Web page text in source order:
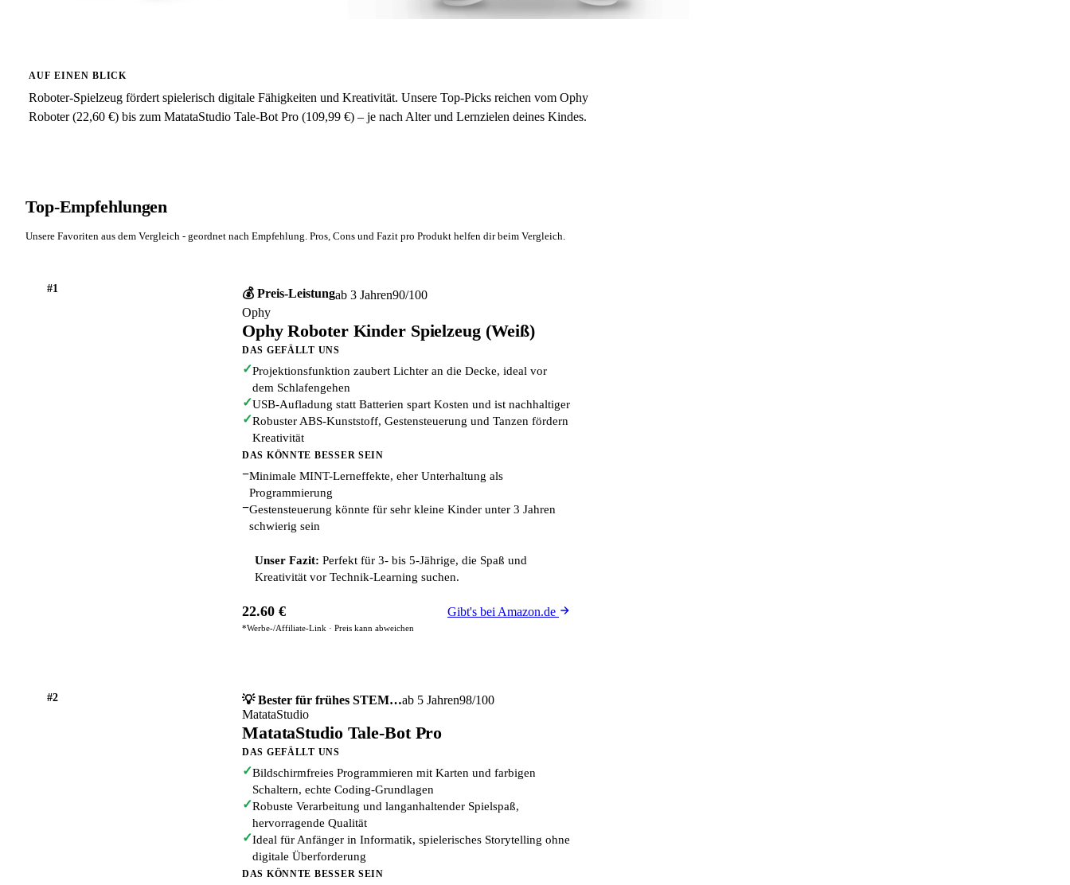
AUF EINEN BLICK
Roboter-Spielzeug fördert spielerisch digitale Fähigkeiten und Kreativität. Unsere Top-Picks reichen vom Ophy
Roboter (22,60 €) bis zum MatataStudio Tale-Bot Pro (109,99 €) – je nach Alter und Lernzielen deines Kindes.
Top-Empfehlungen
Unsere Favoriten aus dem Vergleich - geordnet nach Empfehlung. Pros, Cons und Fazit pro Produkt helfen dir beim Vergleich.
#1 💰 Preis-Leistungab 3 Jahren90/100
Ophy
Ophy Roboter Kinder Spielzeug (Weiß)
DAS GEFÄLLT UNS
✓Projektionsfunktion zaubert Lichter an die Decke, ideal vor
dem Schlafengehen
✓USB-Aufladung statt Batterien spart Kosten und ist nachhaltiger
✓Robuster ABS-Kunststoff, Gestensteuerung und Tanzen fördern
Kreativität
DAS KÖNNTE BESSER SEIN
−Minimale MINT-Lerneffekte, eher Unterhaltung als
Programmierung
−Gestensteuerung könnte für sehr kleine Kinder unter 3 Jahren
schwierig sein
Unser Fazit: Perfekt für 3- bis 5-Jährige, die Spaß und
Kreativität vor Technik-Learning suchen.
22.60 € Gibt's bei Amazon.de
*Werbe-/Affiliate-Link · Preis kann abweichen
#2 💡 Bester für frühes STEM…ab 5 Jahren98/100
MatataStudio
MatataStudio Tale-Bot Pro
DAS GEFÄLLT UNS
✓Bildschirmfreies Programmieren mit Karten und farbigen
Schaltern, echte Coding-Grundlagen
✓Robuste Verarbeitung und langanhaltender Spielspaß,
hervorragende Qualität
✓Ideal für Anfänger in Informatik, spielerisches Storytelling ohne
digitale Überforderung
DAS KÖNNTE BESSER SEIN